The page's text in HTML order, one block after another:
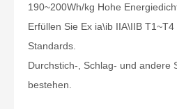
190~200Wh/kg Hohe
Erfüllen Sie Ex ia\ib IIA\IIB
Standards.
Durchstich-, Schlag- und andere
bestehen.